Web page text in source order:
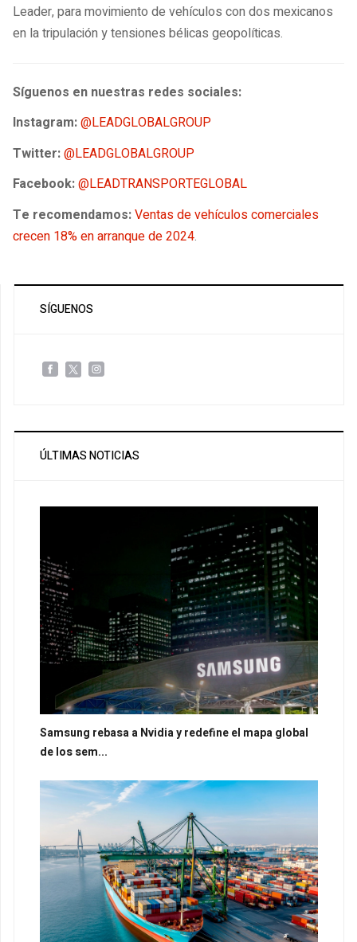
Leader, para movimiento de vehículos con dos mexicanos
en la tripulación y tensiones bélicas geopolíticas.
Síguenos en nuestras redes sociales:
Instagram:@LEADGLOBALGROUP
Twitter:@LEADGLOBALGROUP
Facebook:@LEADTRANSPORTEGLOBAL
Te recomendamos:Ventas de vehículos comerciales
crecen 18% en arranque de 2024.
SÍGUENOS
ÚLTIMAS NOTICIAS
Samsung rebasa a Nvidia y redefine el mapa global
de los sem...